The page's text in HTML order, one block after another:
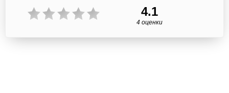
4.1
4 оценки